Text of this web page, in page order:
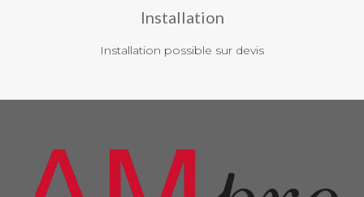
Installation
Installation possible sur devis